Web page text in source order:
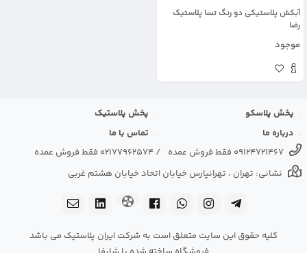
آبکش پلاستیکی دو رنگ تسا پلاستیک
رضا
موجود
پخش پلاسکو
پخش پلاستیک
درباره ما
تماس با ما
09124721467 فقط فروش عمده
/ 02177962574 فقط فروش عمده
نشانی: تهران ، تهرانپارس خیابان اتحاد خیابان هشتم غربی
کلیه حقوق این سایت متعلق است به شرکت ایران پلاستیک می باشد